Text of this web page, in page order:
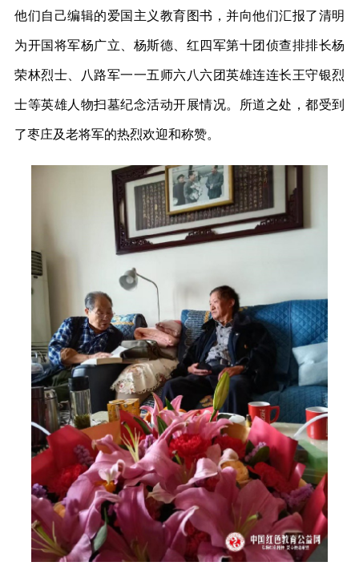
他们自己编辑的爱国主义教育图书，并向他们汇报了清明
为开国将军杨广立、杨斯德、红四军第十团侦查排排长杨
荣林烈士、八路军一一五师六八六团英雄连连长王守银烈
士等英雄人物扫墓纪念活动开展情况。所道之处，都受到
了枣庄及老将军的热烈欢迎和称赞。